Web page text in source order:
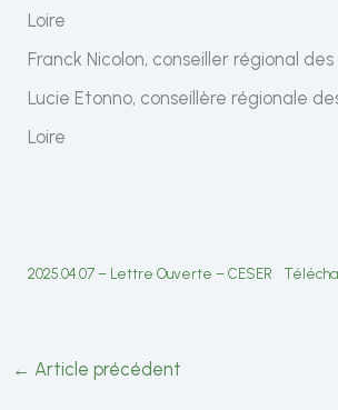
Loire
Franck Nicolon, conseiller régional des
Lucie Etonno, conseillère régionale
Loire
2025.04.07 – Lettre Ouverte – CESER
← Article précédent